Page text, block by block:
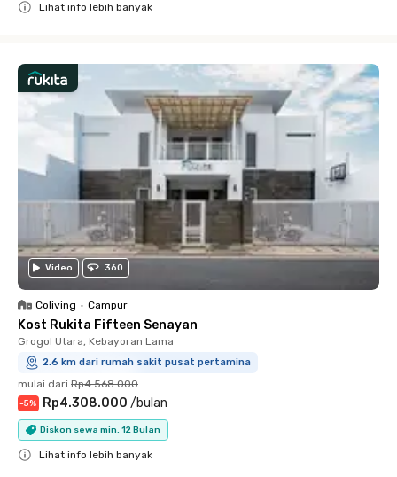
Lihat info lebih banyak
Video 360
Coliving • Campur
Kost Rukita Fifteen Senayan
Grogol Utara, Kebayoran Lama
2.6 km dari rumah sakit pusat pertamina
mulai dari Rp4.568.000
-5% Rp4.308.000 /bulan
Diskon sewa min. 12 Bulan
Lihat info lebih banyak